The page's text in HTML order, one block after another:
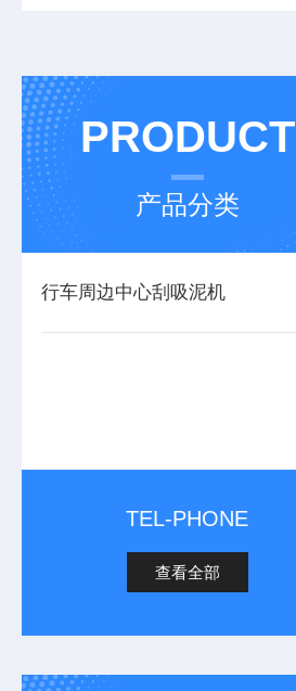
PRODUCT
产品分类
行车周边中心刮吸泥机
TEL-PHONE
查看全部